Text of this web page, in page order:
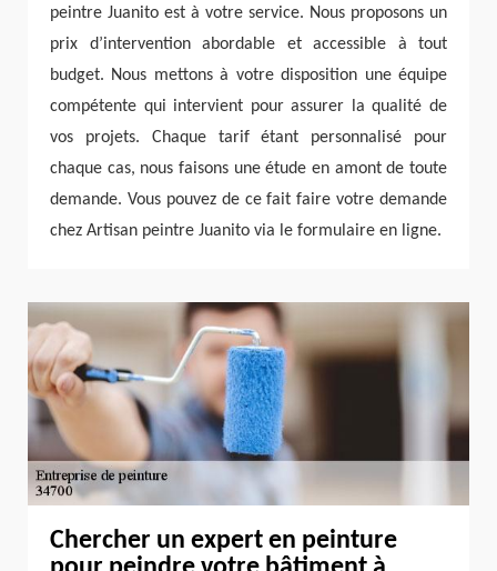
peintre Juanito est à votre service. Nous proposons un
prix d’intervention abordable et accessible à tout
budget. Nous mettons à votre disposition une équipe
compétente qui intervient pour assurer la qualité de
vos projets. Chaque tarif étant personnalisé pour
chaque cas, nous faisons une étude en amont de toute
demande. Vous pouvez de ce fait faire votre demande
chez Artisan peintre Juanito via le formulaire en ligne.
Chercher un expert en peinture